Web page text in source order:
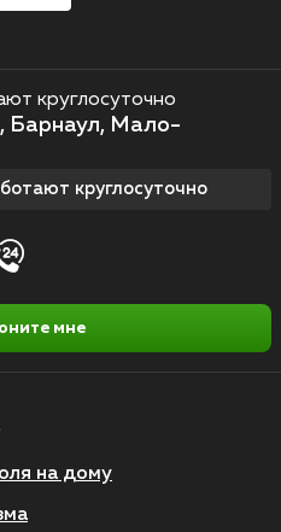
на дому
круглосуточно
Барнаул, Мало-
круглосуточно
мне